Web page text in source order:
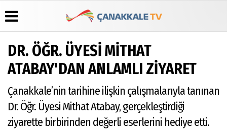
Üye Paneli
Haber
Arşivi
Gazete
Arşivi
Günün
Hava
Durumu
Gazete
Manşetleri
Anketler
Biyografiler
Köşe
Yazarları
Video
Galeri
Foto
Galeri
Künye
İletişim
Çerez
Gizlilik
İlkeleri
DR. ÖĞR. ÜYESİ MİTHAT
ATABAY'DAN ANLAMLI ZİYARET
Çanakkale’nin tarihine ilişkin çalışmalarıyla tanınan
Dr. Öğr. Üyesi Mithat Atabay, gerçekleştirdiği
ziyarette birbirinden değerli eserlerini hediye etti.